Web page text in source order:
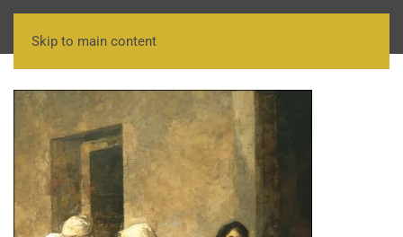
Skip to main content